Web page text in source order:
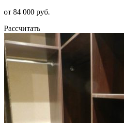
от 84 000 руб.
Рассчитать